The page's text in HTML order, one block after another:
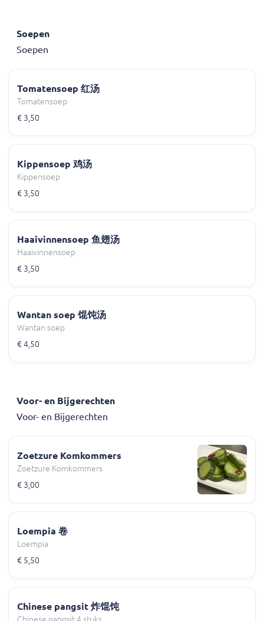
Soepen
Soepen
Tomatensoep 红汤
Tomatensoep
€ 3,50
Kippensoep 鸡汤
Kippensoep
€ 3,50
Haaivinnensoep 鱼翅汤
Haaivinnensoep
€ 3,50
Wantan soep 馄饨汤
Wantan soep
€ 4,50
Voor- en Bijgerechten
Voor- en Bijgerechten
Zoetzure Komkommers
Zoetzure Komkommers
€ 3,00
Loempia 卷
Loempia
€ 5,50
Chinese pangsit 炸馄饨
Chinese pangsit 4 stuks